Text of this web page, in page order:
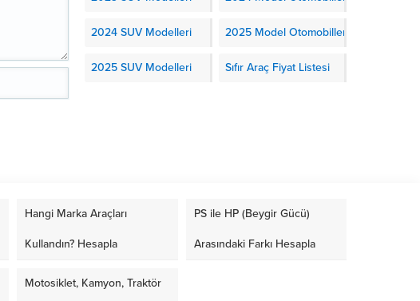
2024 SUV Modelleri 2025 Model Otomobiller
2025 SUV Modelleri Sıfır Araç Fiyat Listesi
Hangi Marka Araçları
Kullandın? Hesapla
PS ile HP (Beygir Gücü)
Arasındaki Farkı Hesapla
Motosiklet, Kamyon, Traktör